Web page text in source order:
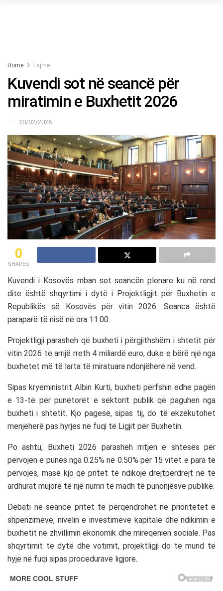
Home Lajme
Kuvendi sot në seancë për
miratimin e Buxhetit 2026
20/02/2026
0
SHARES
Kuvendi i Kosovës mban sot seancën plenare ku në rend
dite është shqyrtimi i dytë i Projektligjit për Buxhetin e
Republikës së Kosovës për vitin 2026. Seanca është
paraparë të nisë në ora 11:00.
Projektligji parasheh që buxheti i përgjithshëm i shtetit për
vitin 2026 të arrijë rreth 4 miliardë euro, duke e bërë një nga
buxhetet më të larta të miratuara ndonjëherë në vend.
Sipas kryeministritAlbin Kurti, buxheti përfshin edhe pagën
e 13-të për punëtorët e sektorit publik që paguhen nga
buxheti i shtetit. Kjo pagesë, sipas tij, do të ekzekutohet
menjëherë pas hyrjes në fuqi të Ligjit për Buxhetin.
Po ashtu, Buxheti 2026 parasheh rritjen e shtesës për
përvojën e punës nga 0.25% në 0.50% për 15 vitet e para të
përvojës, masë kjo që pritet të ndikojë drejtpërdrejt në të
ardhurat mujore të një numri të madh të punonjësve publikë.
Debati në seancë pritet të përqendrohet në prioritetet e
shpenzimeve, nivelin e investimeve kapitale dhe ndikimin e
buxhetit në zhvillimin ekonomik dhe mirëqenien sociale. Pas
shqyrtimit të dytë dhe votimit, projektligji do të mund të
hyjë në fuqi sipas procedurave ligjore.